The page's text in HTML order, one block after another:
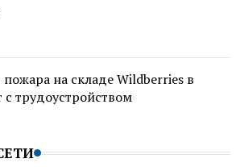
на складе Wildberries в
трудоустройством